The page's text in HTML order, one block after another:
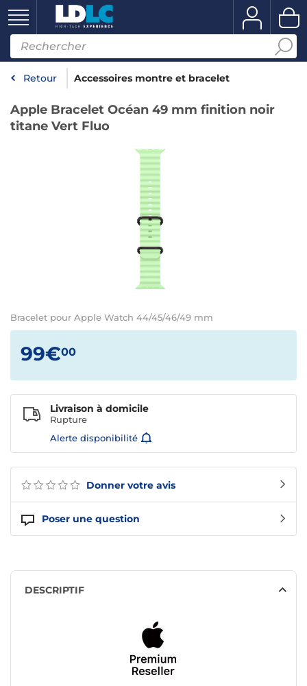
Retour Accessoires montre et bracelet
Apple Bracelet Océan 49 mm finition noir
titane Vert Fluo
Bracelet pour Apple Watch 44/45/46/49 mm
Donner votre avis
Poser une question
99€00
Livraison à domicile
Rupture
Alerte disponibilité
DESCRIPTIF